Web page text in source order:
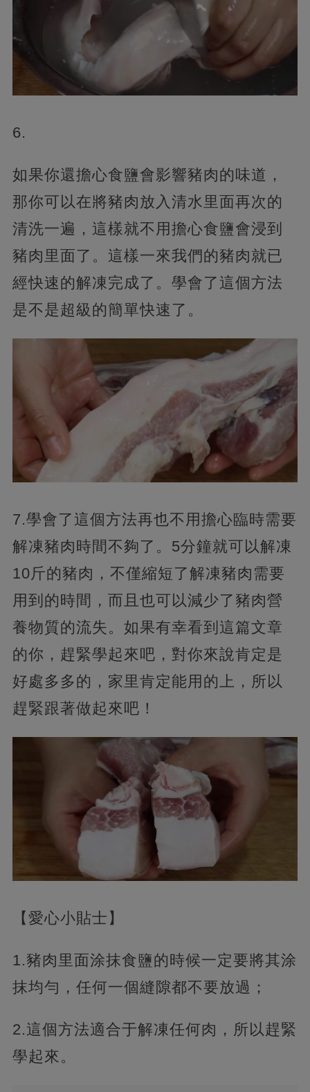
6.
如果你還擔心食鹽會影響豬肉的味道，
那你可以在將豬肉放入清水里面再次的
清洗一遍，這樣就不用擔心食鹽會浸到
豬肉里面了。這樣一來我們的豬肉就已
經快速的解凍完成了。學會了這個方法
是不是超級的簡單快速了。
7.學會了這個方法再也不用擔心臨時需要
解凍豬肉時間不夠了。5分鐘就可以解凍
10斤的豬肉，不僅縮短了解凍豬肉需要
用到的時間，而且也可以減少了豬肉營
養物質的流失。如果有幸看到這篇文章
的你，趕緊學起來吧，對你來說肯定是
好處多多的，家里肯定能用的上，所以
趕緊跟著做起來吧！
【愛心小貼士】
1.豬肉里面涂抹食鹽的時候一定要將其涂
抹均勻，任何一個縫隙都不要放過；
2.這個方法適合于解凍任何肉，所以趕緊
學起來。